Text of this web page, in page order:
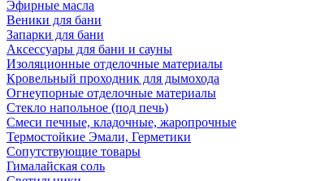
Эфирные масла
Веники для бани
Запарки для бани
Аксессуары для бани и сауны
Изоляционные отделочные материалы
Кровельный проходник для дымохода
Огнеупорные отделочные материалы
Стекло напольное (под печь)
Смеси печные, кладочные, жаропрочные
Термостойкие Эмали, Герметики
Сопутствующие товары
Гималайская соль